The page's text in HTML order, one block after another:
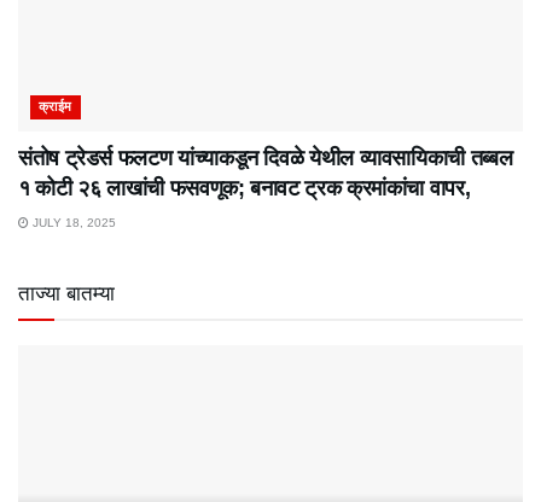
क्राईम
संतोष ट्रेडर्स फलटण यांच्याकडून दिवळे येथील व्यावसायिकाची तब्बल
१ कोटी २६ लाखांची फसवणूक; बनावट ट्रक क्रमांकांचा वापर,
JULY 18, 2025
ताज्या बातम्या